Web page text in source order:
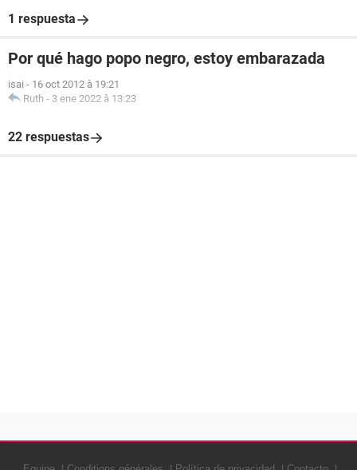
1 respuesta
Por qué hago popo negro, estoy embarazada
isai - 16 oct 2012 à 19:21
Ruth - 3 ene 2022 à 13:23
22 respuestas